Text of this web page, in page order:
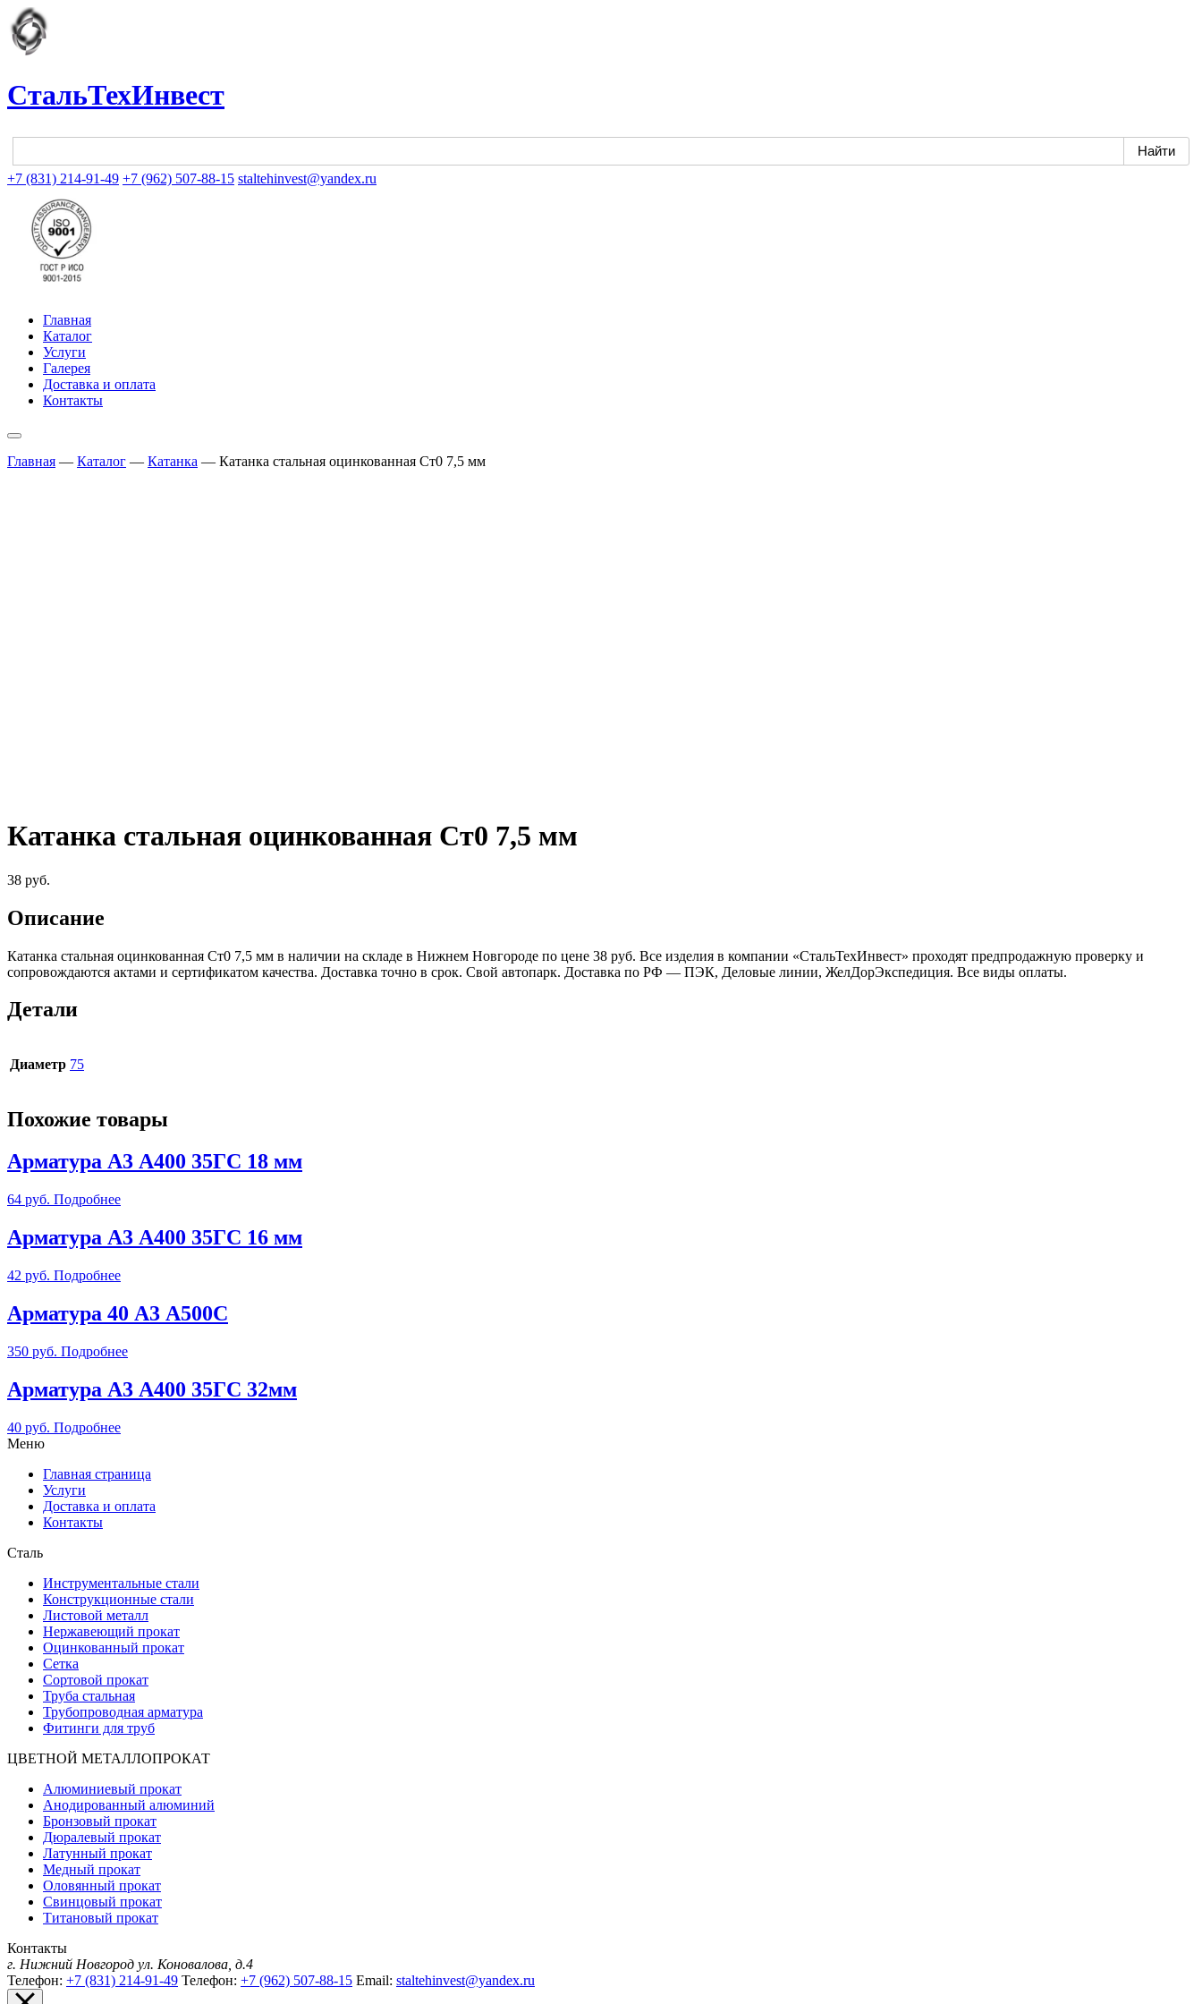
СтальТехИнвест
+7 (831) 214-91-49 +7 (962) 507-88-15 staltehinvest@yandex.ru
Главная
Каталог
Услуги
Галерея
Доставка и оплата
Контакты
Главная — Каталог — Катанка — Катанка стальная оцинкованная Ст0 7,5 мм
Катанка стальная оцинкованная Ст0 7,5 мм
38 руб.
Описание
Катанка стальная оцинкованная Ст0 7,5 мм в наличии на складе в Нижнем Новгороде по цене 38 руб. Все изделия в компании «СтальТехИнвест» проходят предпродажную проверку и
сопровождаются актами и сертификатом качества. Доставка точно в срок. Свой автопарк. Доставка по РФ — ПЭК, Деловые линии, ЖелДорЭкспедиция. Все виды оплаты.
Детали
Диаметр 75
Похожие товары
Арматура А3 А400 35ГС 18 мм
64 руб. Подробнее
Арматура А3 А400 35ГС 16 мм
42 руб. Подробнее
Арматура 40 А3 А500С
350 руб. Подробнее
Арматура А3 А400 35ГС 32мм
40 руб. Подробнее
Меню
Главная страница
Услуги
Доставка и оплата
Контакты
Сталь
Инструментальные стали
Конструкционные стали
Листовой металл
Нержавеющий прокат
Оцинкованный прокат
Сетка
Сортовой прокат
Труба стальная
Трубопроводная арматура
Фитинги для труб
ЦВЕТНОЙ МЕТАЛЛОПРОКАТ
Алюминиевый прокат
Анодированный алюминий
Бронзовый прокат
Дюралевый прокат
Латунный прокат
Медный прокат
Оловянный прокат
Свинцовый прокат
Титановый прокат
Контакты
г. Нижний Новгород ул. Коновалова, д.4
Телефон: +7 (831) 214-91-49 Телефон: +7 (962) 507-88-15 Email: staltehinvest@yandex.ru